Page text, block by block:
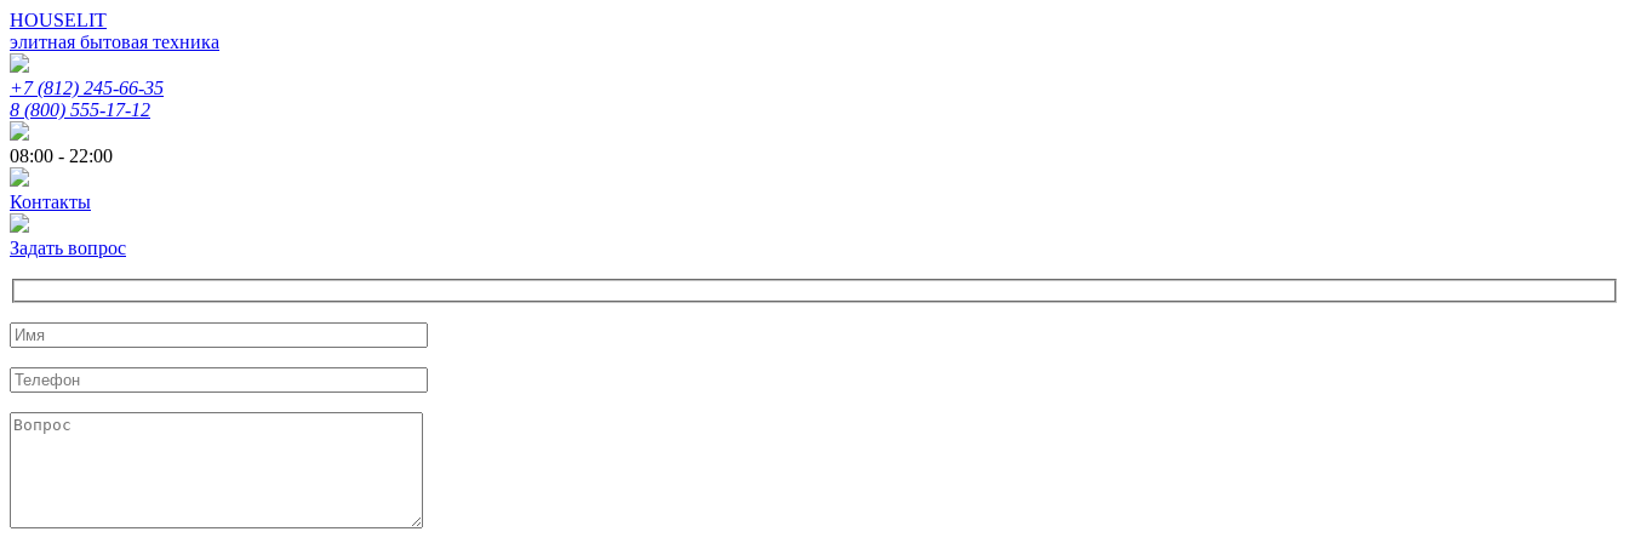
HOUSELIT
элитная бытовая техника
+7 (812) 245-66-35
8 (800) 555-17-12
08:00 - 22:00
Контакты
Задать вопрос